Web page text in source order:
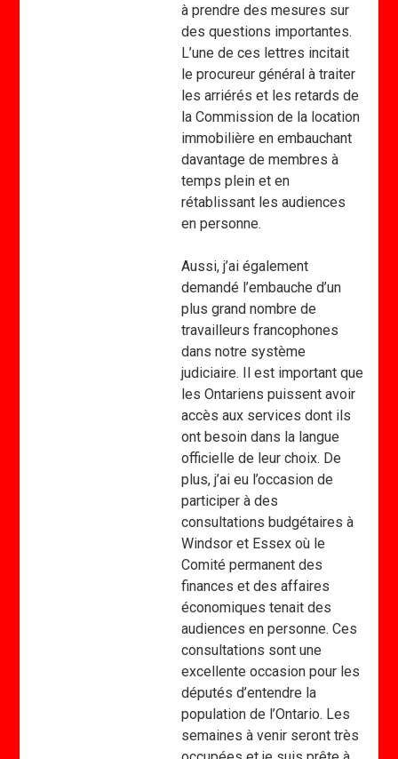
à prendre des mesures sur
des questions importantes.
L’une de ces lettres incitait
le procureur général à traiter
les arriérés et les retards de
la Commission de la location
immobilière en embauchant
davantage de membres à
temps plein et en
rétablissant les audiences
en personne.
Aussi, j’ai également
demandé l’embauche d’un
plus grand nombre de
travailleurs francophones
dans notre système
judiciaire. Il est important que
les Ontariens puissent avoir
accès aux services dont ils
ont besoin dans la langue
officielle de leur choix. De
plus, j’ai eu l’occasion de
participer à des
consultations budgétaires à
Windsor et Essex où le
Comité permanent des
finances et des affaires
économiques tenait des
audiences en personne. Ces
consultations sont une
excellente occasion pour les
députés d’entendre la
population de l’Ontario. Les
semaines à venir seront très